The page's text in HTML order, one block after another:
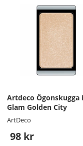
Artdeco Ögonskugga
Glam Golden City
ArtDeco
98 kr